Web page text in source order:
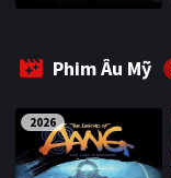
Phim Âu Mỹ
2026